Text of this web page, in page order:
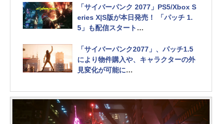
「サイバーパンク 2077」PS5/Xbox S
eries X|S版が本日発売！ 「パッチ 1.
5」も配信スタート
信
「サイバーパンク2077」、パッチ1.5
により物件購入や、キャラクターの外
見変化が可能に
整・追加要素も